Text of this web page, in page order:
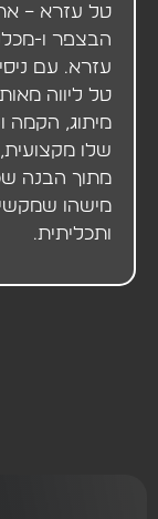
טל עזרא –
הבצפר ו-
עזרא. עם
טל ליווה
מיתוג, הקמה
שלו
מתוך הבנה
מישהו
ותכליתית.